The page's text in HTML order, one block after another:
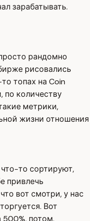
зарабатывать.
рандомно
рисовались
топах на Coin
по количеству
метрики,
жизни отношения
то сортируют,
привлечь
вот смотри, у нас
Вот
500%, потом,